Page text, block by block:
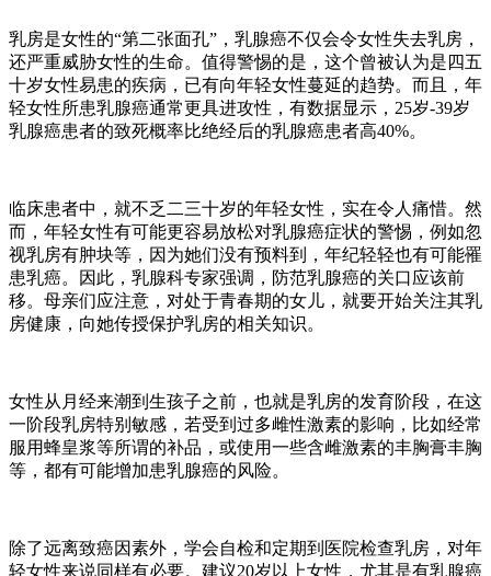
乳房是女性的“第二张面孔”，乳腺癌不仅会令女性失去乳房，
还严重威胁女性的生命。值得警惕的是，这个曾被认为是四五
十岁女性易患的疾病，已有向年轻女性蔓延的趋势。而且，年
轻女性所患乳腺癌通常更具进攻性，有数据显示，25岁-39岁
乳腺癌患者的致死概率比绝经后的乳腺癌患者高40%。
临床患者中，就不乏二三十岁的年轻女性，实在令人痛惜。然
而，年轻女性有可能更容易放松对乳腺癌症状的警惕，例如忽
视乳房有肿块等，因为她们没有预料到，年纪轻轻也有可能罹
患乳癌。因此，乳腺科专家强调，防范乳腺癌的关口应该前
移。母亲们应注意，对处于青春期的女儿，就要开始关注其乳
房健康，向她传授保护乳房的相关知识。
女性从月经来潮到生孩子之前，也就是乳房的发育阶段，在这
一阶段乳房特别敏感，若受到过多雌性激素的影响，比如经常
服用蜂皇浆等所谓的补品，或使用一些含雌激素的丰胸膏丰胸
等，都有可能增加患乳腺癌的风险。
除了远离致癌因素外，学会自检和定期到医院检查乳房，对年
轻女性来说同样有必要。建议20岁以上女性，尤其是有乳腺癌